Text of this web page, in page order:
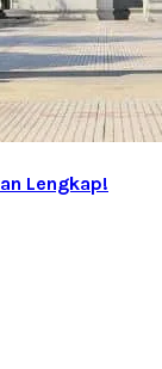
Lengkap!